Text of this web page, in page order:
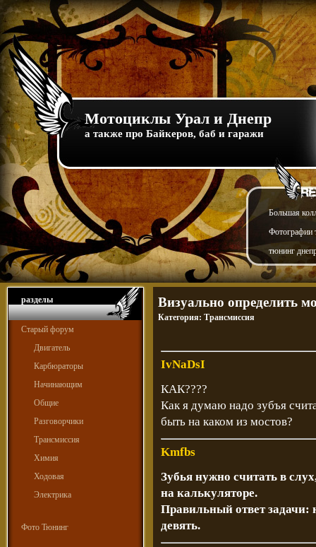
Мотоциклы Урал и Днепр
а также про Байкеров, баб и гаражи
Большая
Фотографии
тюнинг
разделы
Старый форум
Двигатель
Карбюраторы
Начинающим
Общие
Разговорчики
Трансмиссия
Химия
Ходовая
Электрика
Фото Тюнинг
Визуально определить
Категория: Трансмиссия
IvNaDsI
КАК????
Как я думаю надо зубъя
быть на каком из мостов?
Kmfbs
Зубья нужно считать в
на калькуляторе.
Правильный ответ задачи:
девять.